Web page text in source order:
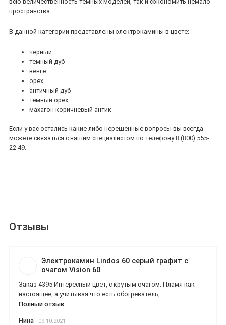
пространства.
В данной категории представлены электрокамины в цвете:
черный
темный дуб
венге
орех
античный дуб
темный орех
махагон коричневый антик
Если у вас остались какие-либо нерешенные вопросы вы всегда
можете связаться с нашим специалистом по телефону 8 (800) 555-
22-49.
Отзывы
Электрокамин Lindos 60 серый графит с
очагом Vision 60
Заказ 4395 Интересный цвет, с крутым очагом. Пламя как
настоящее, а учитывая что есть обогреватель,..
Полный отзыв
Нина 09.10.2021